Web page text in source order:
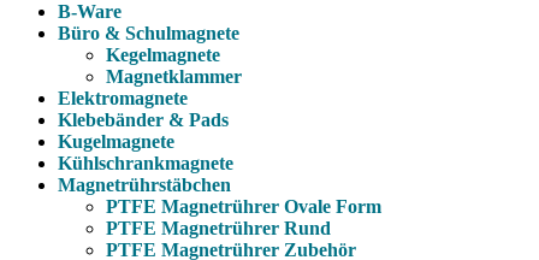
B-Ware
Büro & Schulmagnete
Kegelmagnete
Magnetklammer
Elektromagnete
Klebebänder & Pads
Kugelmagnete
Kühlschrankmagnete
Magnetrührstäbchen
PTFE Magnetrührer Ovale Form
PTFE Magnetrührer Rund
PTFE Magnetrührer Zubehör